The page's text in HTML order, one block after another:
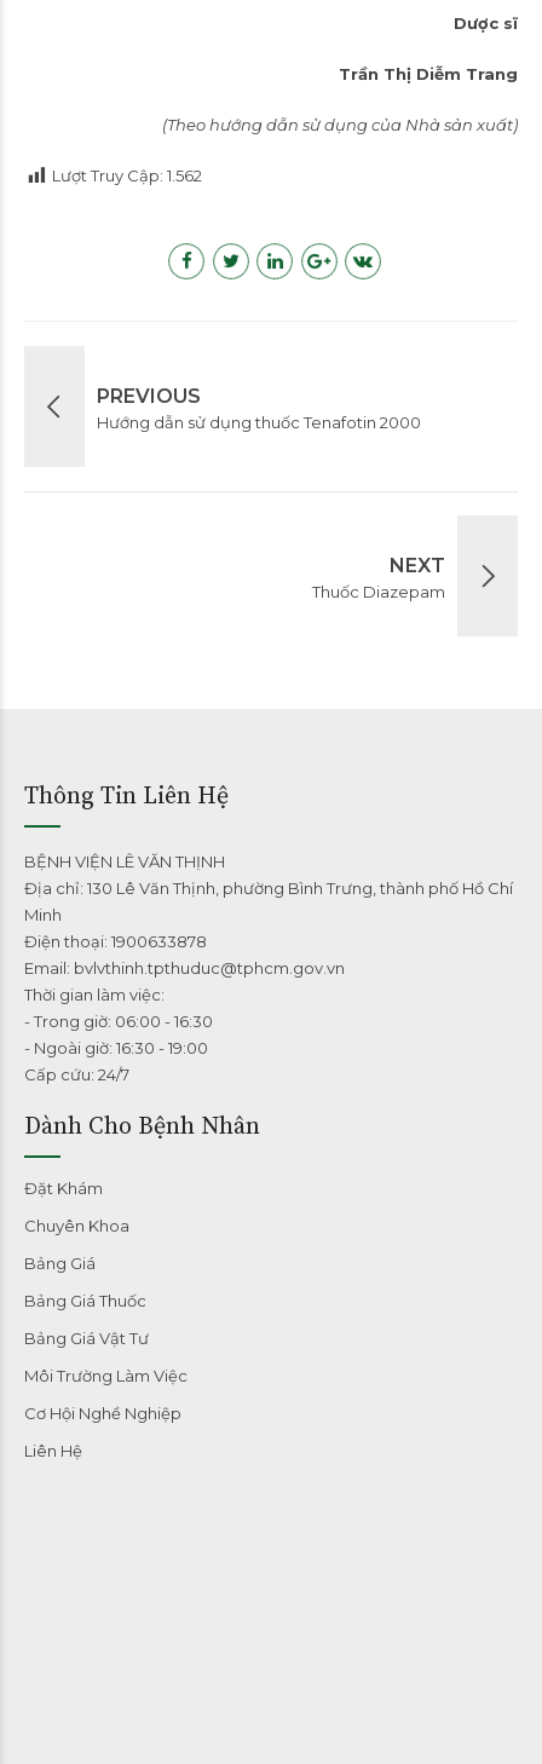
Dược sĩ
Trần Thị Diễm Trang
(Theo hướng dẫn sử dụng của Nhà sản xuất)
Lượt Truy Cập: 1.562
PREVIOUS
Hướng dẫn sử dụng thuốc Tenafotin 2000
NEXT
Thuốc Diazepam
Thông Tin Liên Hệ
BỆNH VIỆN LÊ VĂN THỊNH
Địa chỉ: 130 Lê Văn Thịnh, phường Bình Trưng, thành phố Hồ Chí
Minh
Điện thoại: 1900633878
Email: bvlvthinh.tpthuduc@tphcm.gov.vn
Thời gian làm việc:
- Trong giờ: 06:00 - 16:30
- Ngoài giờ: 16:30 - 19:00
Cấp cứu: 24/7
Dành Cho Bệnh Nhân
Đặt Khám
Chuyên Khoa
Bảng Giá
Bảng Giá Thuốc
Bảng Giá Vật Tư
Môi Trường Làm Việc
Cơ Hội Nghề Nghiệp
Liên Hệ